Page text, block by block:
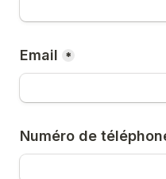
Email *
Numéro de